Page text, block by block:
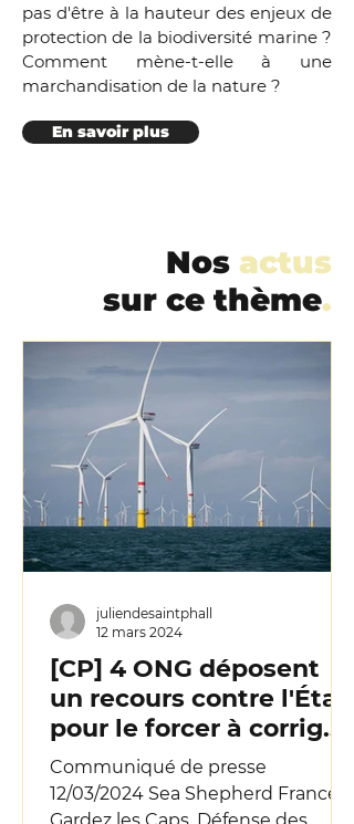
pas d'être à la hauteur des enjeux de
protection de la biodiversité marine ?
Comment mène-t-elle à une
marchandisation de la nature ?
En savoir plus
Nos actus
sur ce thème.
[CP] 4 ONG déposent
un recours contre l'État
pour le forcer à corriger
sa stratégie sur l'éolien
offshore
Communiqué de presse
12/03/2024 Sea Shepherd France,
juliendesaintphall
12 mars 2024